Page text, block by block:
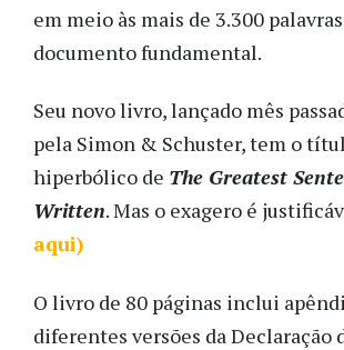
em meio às mais de 3.300
documento fundamental.
Seu novo livro, lançado mês
pela Simon & Schuster, tem o
hiperbólico de The Greatest
Written. Mas o exagero é
aqui)
O livro de 80 páginas inclui
diferentes versões da Declaração